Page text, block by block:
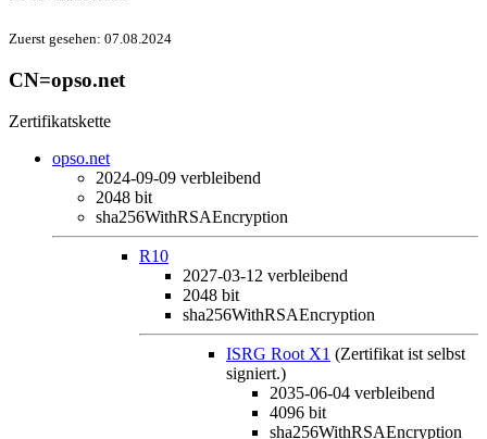
Zuerst gesehen: 07.08.2024
CN=opso.net
Zertifikatskette
opso.net
2024-09-09 verbleibend
2048 bit
sha256WithRSAEncryption
R10
2027-03-12 verbleibend
2048 bit
sha256WithRSAEncryption
ISRG Root X1 (Zertifikat ist selbst
signiert.)
2035-06-04 verbleibend
4096 bit
sha256WithRSAEncryption